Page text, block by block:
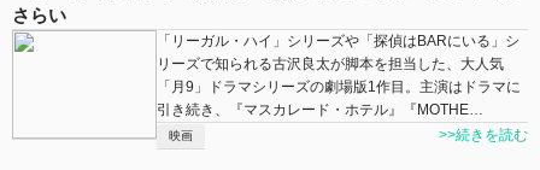
さらい
「リーガル・ハイ」シリーズや「探偵はBARにいる」シ
リーズで知られる古沢良太が脚本を担当した、大人気
「月9」ドラマシリーズの劇場版1作目。主演はドラマに
引き続き、『マスカレード・ホテル』『MOTHE…
映画 >>続きを読む